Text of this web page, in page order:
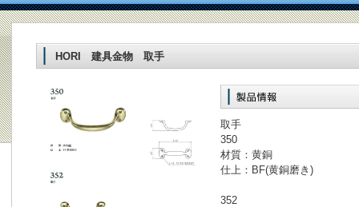
HORI 建具金物 取手
取手
350
材質：黄銅
仕上：BF(黄銅磨き)
352